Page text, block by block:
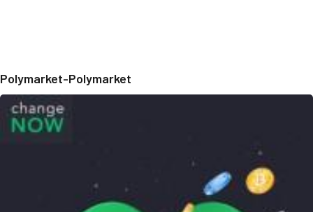
Polymarket-Polymarket